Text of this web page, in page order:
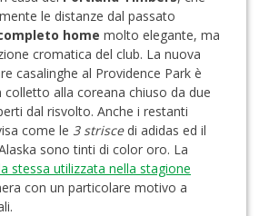
le distanze dal passato
home molto elegante, ma
cromatica del club. La nuova
casalinghe al Providence Park è
colletto alla coreana chiuso da due
dal risvolto. Anche i restanti
come le 3 striscedi adidas ed il
sono tinti di color oro. La
stessa utilizzata nella stagione
con un particolare motivo a